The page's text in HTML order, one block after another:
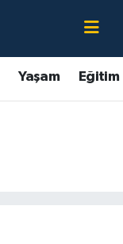
Yaşam Eğitim